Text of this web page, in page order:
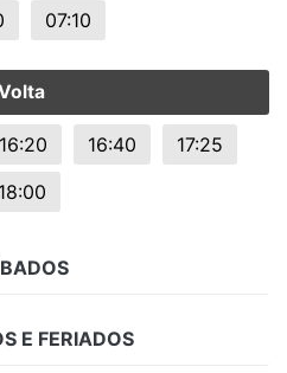
07:10
16:20 16:40
17:25
18:00
E FERIADOS